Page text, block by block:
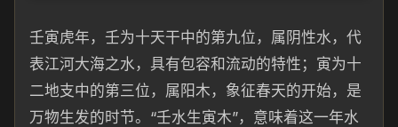
壬寅虎年，壬为十天干中的第九位，属阴性水，代
表江河大海之水，具有包容和流动的特性；寅为十
二地支中的第三位，属阳木，象征春天的开始，是
万物生发的时节。“壬水生寅木”，意味着这一年水